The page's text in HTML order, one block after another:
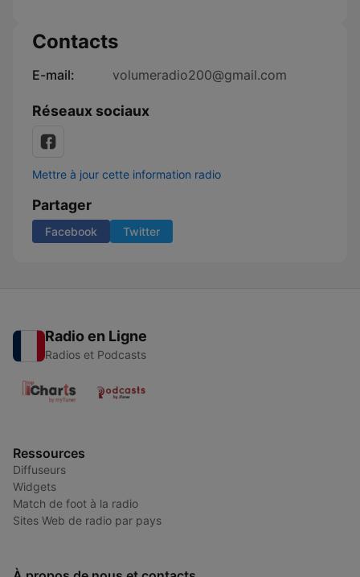
Contacts
E-mail: volumeradio200@gmail.com
Réseaux sociaux
Mettre à jour cette information radio
Partager
Facebook Twitter
Radio en Ligne
Radios et Podcasts
Ressources
Diffuseurs
Widgets
Match de foot à la radio
Sites Web de radio par pays